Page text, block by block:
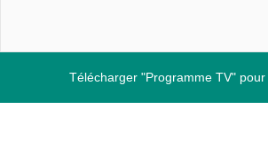
Télécharger "Programme TV" pour